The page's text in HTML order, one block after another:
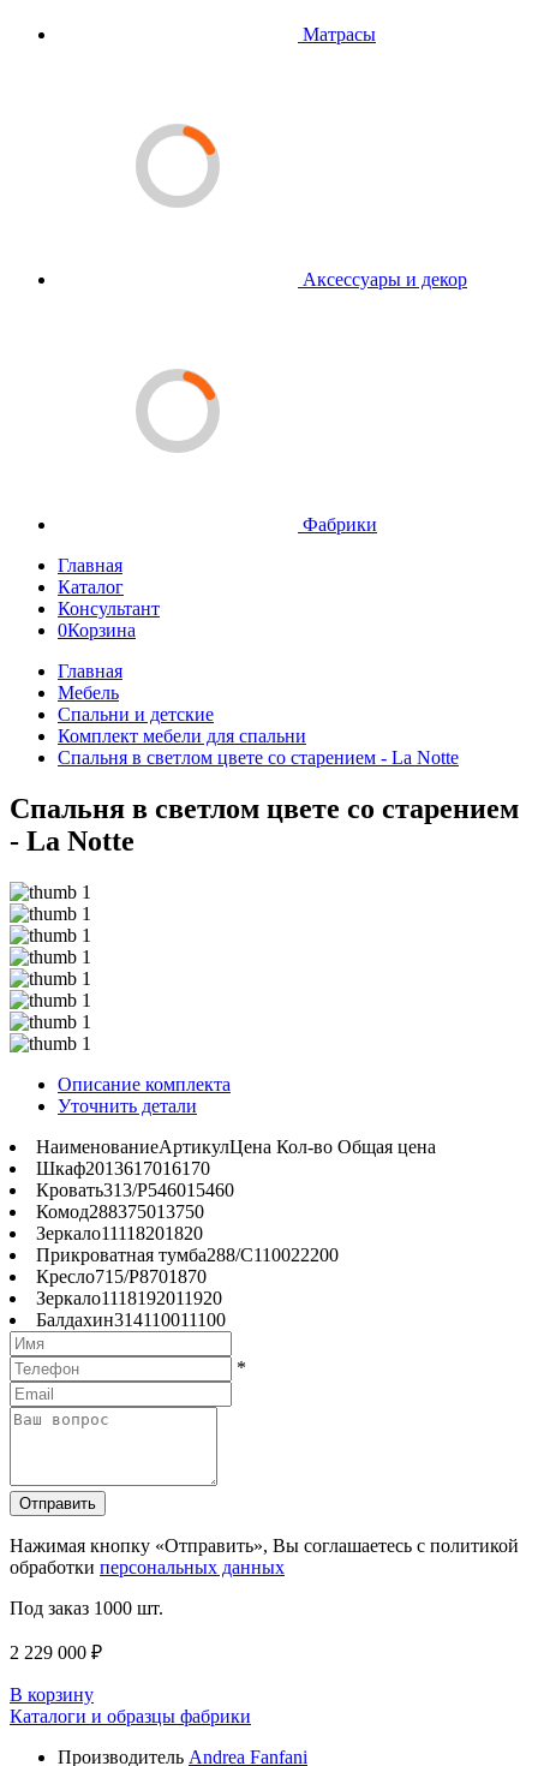
Матрасы
Аксессуары и декор
Фабрики
Главная
Каталог
Консультант
0Корзина
Главная
Мебель
Спальни и детские
Комплект мебели для спальни
Спальня в светлом цвете со старением - La Notte
Спальня в светлом цвете со старением
- La Notte
Описание комплекта
Уточнить детали
НаименованиеАртикулЦена Кол-во Общая цена
Шкаф2013617016170
Кровать313/Р54601 5460
Комод288375013750
Зеркало11118201820
Прикроватная тумба288/С110022200
Кресло715/Р8701870
Зеркало1118192011920
Балдахин314110011100
*
Отправить
Нажимая кнопку «Отправить», Вы соглашаетесь с политикой
обработки персональных данных
Под заказ 1000 шт.
2 229 000 ₽
В корзину
Каталоги и образцы фабрики
Производитель Andrea Fanfani